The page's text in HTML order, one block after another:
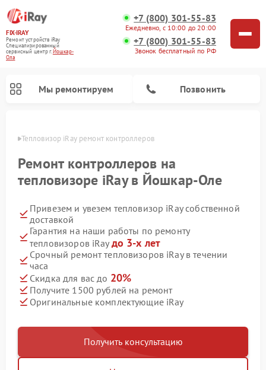
FIX-IRAY
Ремонт устройств iRay
Специализированный
cервисный центр г.Йошкар-
Ола
+7 (800) 301-55-83
Ежедневно, с 10:00 до 20:00
+7 (800) 301-55-83
Звонок бесплатный по РФ
Мы ремонтируем Позвонить
Тепловизор iRay ремонт контроллеров
Ремонт контроллеров на
тепловизоре iRay в Йошкар-Оле
Привезем и увезем тепловизор iRay собственной
доставкой
Гарантия на наши работы по ремонту
тепловизоров iRay до 3-х лет
Срочный ремонт тепловизоров iRay в течении
часа
Скидка для вас до 20%
Получите 1500 рублей на ремонт
Оригинальные комплектующие iRay
Получить консультацию